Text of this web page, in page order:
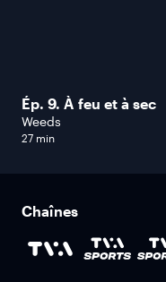
Ép. 9. À feu et à sec
Weeds
27 min
Chaînes